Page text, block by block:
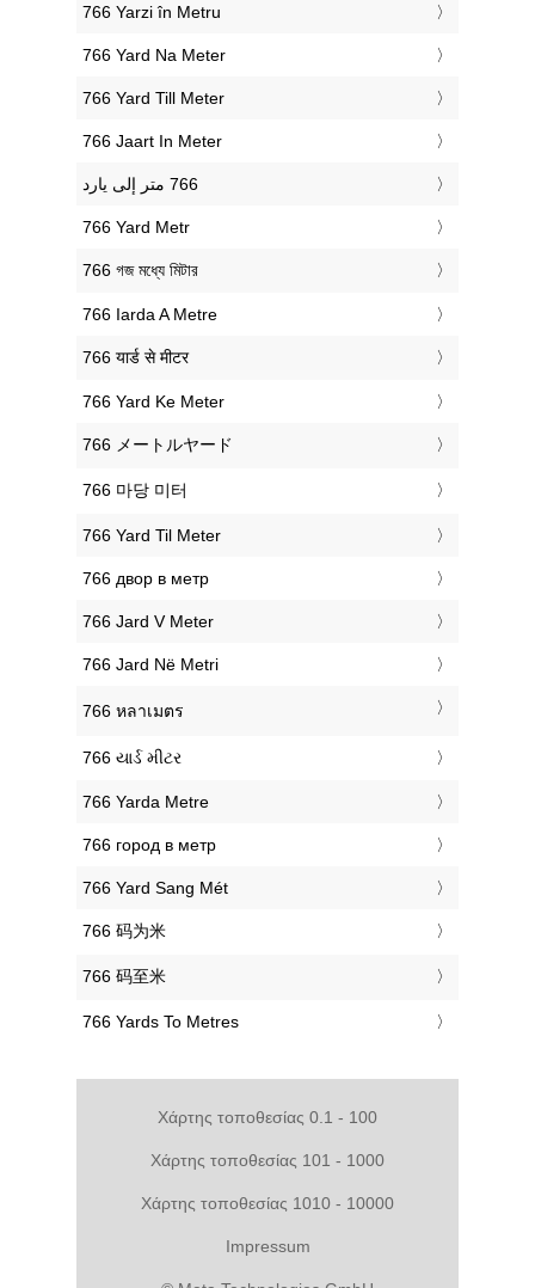
‎766 Yarzi în Metru
‎766 Yard Na Meter
‎766 Yard Till Meter
‎766 Jaart In Meter
‎766 Yard Metr
‎766 গজ মধ্যে মিটার
‎766 Iarda A Metre
‎766 यार्ड से मीटर
‎766 Yard Ke Meter
‎766 メートルヤード
‎766 마당 미터
‎766 Yard Til Meter
‎766 двор в метр
‎766 Jard V Meter
‎766 Jard Në Metri
‎766 หลาเมตร
‎766 યાર્ડ મીટર
‎766 Yarda Metre
‎766 город в метр
‎766 Yard Sang Mét
‎766 码为米
‎766 码至米
‎766 Yards To Metres
Χάρτης τοποθεσίας 0.1 - 100
Χάρτης τοποθεσίας 101 - 1000
Χάρτης τοποθεσίας 1010 - 10000
Impressum